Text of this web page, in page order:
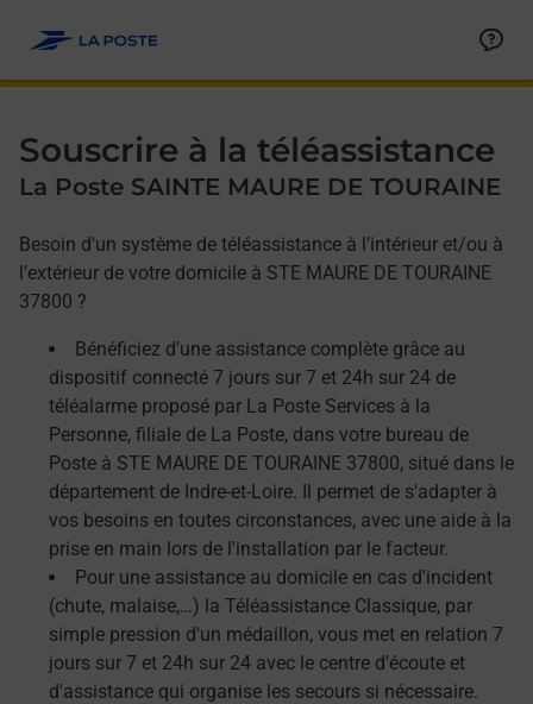
Souscrire à la téléassistance
La Poste SAINTE MAURE DE TOURAINE
Besoin d'un système de téléassistance à l'intérieur et/ou à
l'extérieur de votre domicile à STE MAURE DE TOURAINE
37800 ?
Bénéficiez d'une assistance complète grâce au
dispositif connecté 7 jours sur 7 et 24h sur 24 de
téléalarme proposé par La Poste Services à la
Personne, filiale de La Poste, dans votre bureau de
Poste à STE MAURE DE TOURAINE 37800, situé dans le
département de Indre-et-Loire. Il permet de s'adapter à
vos besoins en toutes circonstances, avec une aide à la
prise en main lors de l'installation par le facteur.
Pour une assistance au domicile en cas d'incident
(chute, malaise,…) la Téléassistance Classique, par
simple pression d'un médaillon, vous met en relation 7
jours sur 7 et 24h sur 24 avec le centre d'écoute et
d'assistance qui organise les secours si nécessaire.